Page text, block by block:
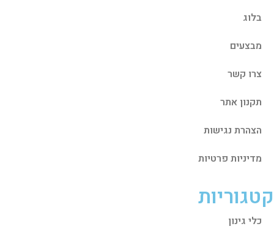
בלוג
מבצעים
צרו קשר
תקנון אתר
הצהרת נגישות
מדיניות פרטיות
קטגוריות
כלי גינון